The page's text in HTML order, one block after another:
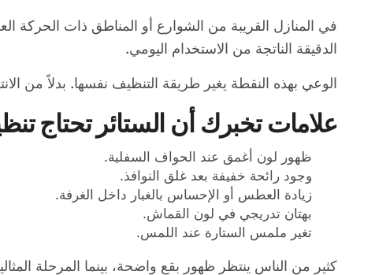
في المنازل القريبة من الشوارع أو المناطق ذات الحركة
الدقيقة الناتجة من الاستخدام اليومي.
الوعي بهذه النقطة يغير طريقة التنظيف نفسها. بدلاً من
علامات تخبرك أن الستائر تحتاج
ظهور لون أغمق عند الحواف السفلية.
وجود رائحة خفيفة بعد غلق النوافذ.
زيادة العطس أو الإحساس بالغبار داخل الغرفة.
بهتان تدريجي في لون القماش.
تغير ملمس الستارة عند اللمس.
كثير من الناس ينتظر ظهور بقع واضحة، بينما المرحلة